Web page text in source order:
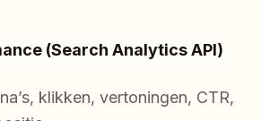
(Search Analytics API)
klikken, vertoningen, CTR,